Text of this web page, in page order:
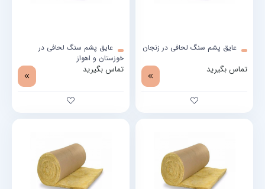
عایق پشم سنگ لحافی در زنجان
تماس بگیرید
عایق پشم سنگ لحافی در
خوزستان و اهواز
تماس بگیرید